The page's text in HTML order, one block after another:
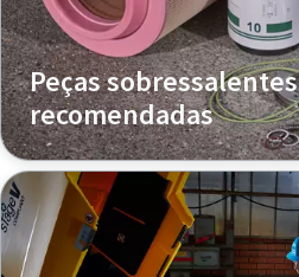
Peças sobressalentes
recomendadas